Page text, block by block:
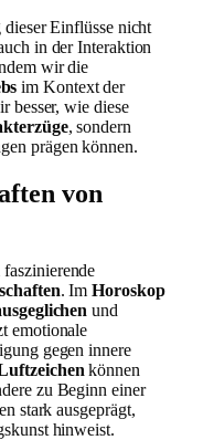
Einflüsse nicht
in der Interaktion
wir die
im Kontext der
besser, wie diese
, sondern
prägen können.
von
. ImHoroskop
und
emotionale
gegen innere
können
zu Beginn einer
stark ausgeprägt,
hinweist.